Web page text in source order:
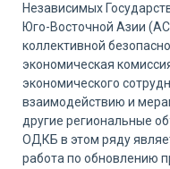
Независимых
Юго-Восточной Азии
коллективной
экономическая
экономического
взаимодействию и
другие региональные
ОДКБ в этом ряду
работа по обновлению